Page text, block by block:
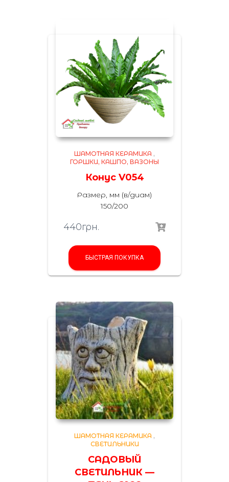
ШАМОТНАЯ КЕРАМИКА ,
ГОРШКИ, КАШПО, ВАЗОНЫ
Конус V054
Размер, мм (в/диам)
150/200
440грн.
БЫСТРАЯ ПОКУПКА
ШАМОТНАЯ КЕРАМИКА ,
СВЕТИЛЬНИКИ
САДОВЫЙ
СВЕТИЛЬНИК —